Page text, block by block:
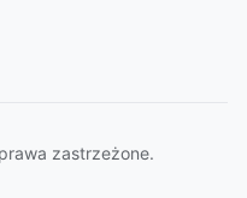
zastrzeżone.